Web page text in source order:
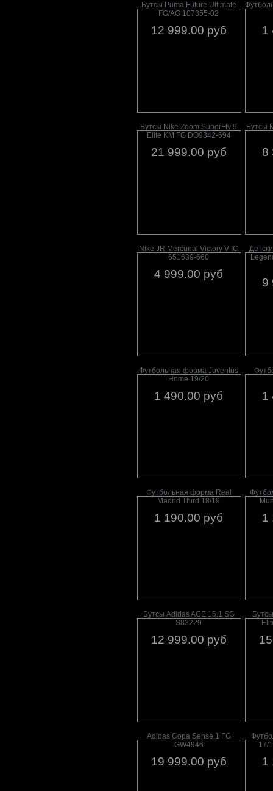
Бутсы Puma Future Ultimate
FG/AG 107355-02
12 999.00 руб 1
Бутсы Nike Zoom SuperFly 9
Elite KM FG DO9342-694
21 999.00 руб
Бутсы
8
Nike JR Mercurial Victory V IC
651639-660
4 999.00 руб
9
Футбольная форма Juventus
Home 19/20
1 490.00 руб 1
Футбольная форма Real
Madrid Third 18/19
1 190.00 руб 1
Бутсы Adidas ACE 15.1 SG
S83229
12 999.00 руб
Adidas Copa Sense.1 FG
GW4946
19 999.00 руб
17/
1